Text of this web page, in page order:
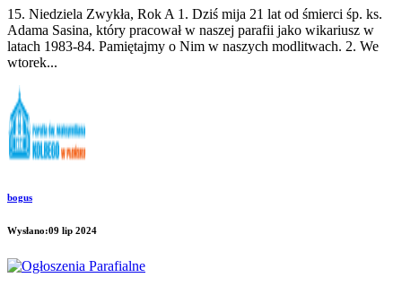
15. Niedziela Zwykła, Rok A 1. Dziś mija 21 lat od śmierci śp. ks.
Adama Sasina, który pracował w naszej parafii jako wikariusz w
latach 1983-84. Pamiętajmy o Nim w naszych modlitwach. 2. We
wtorek...
bogus
Wysłano:09 lip 2024